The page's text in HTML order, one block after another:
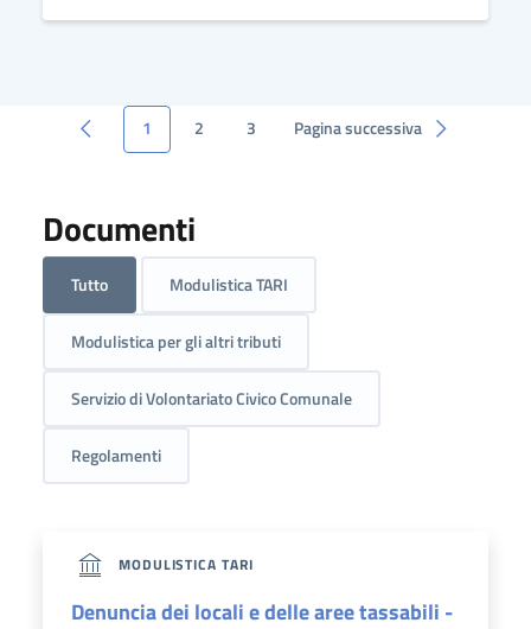
1 2 3 Pagina successiva
Documenti
Tutto Modulistica TARI
Modulistica per gli altri tributi
Servizio di Volontariato Civico Comunale
Regolamenti
MODULISTICA TARI
Denuncia dei locali e delle aree tassabili -